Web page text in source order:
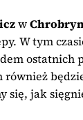
w
W tym
ostatnich
również
się, jak